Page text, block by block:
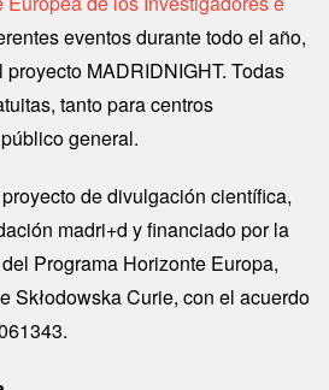
eventos durante todo el año,
MADRIDNIGHT. Todas
tanto para centros
general.
de divulgación científica,
madri+d y financiado por la
Programa Horizonte Europa,
Skłodowska Curie, con el acuerdo